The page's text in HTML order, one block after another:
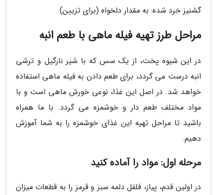
گشنیز خرد شده: به مقدار دلخواه (برای تزیین)
مراحل طرز تهیه فیله ماهی با طعم انبه
در این شیوه پخت، از یک سس که با شیر نارگیل و ترشی
انبه درست می گردد، برای طعم دادن به فیله ماهی استفاده
خواهد شد. در اصل این غذا، نوعی خورش ماهی است و با
مواد مختلف طعم دار و خوشمزه می گردد. با ما همراه
باشید تا مراحل تهیه این غذای خوشمزه را به شما آموزش
دهیم.
مرحله اول: مواد را آماده کنید
در اولین قدم، پیاز، فلفل دلمه سبز و قرمز را به قطعات میزان